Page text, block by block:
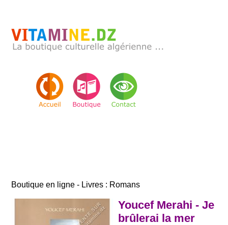
Boutique en ligne - Livres : Romans
Youcef Merahi - Je
brûlerai la mer